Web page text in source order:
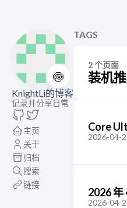
🍥
KnightLi的博客
记录并分享日常
主页
关于
归档
搜索
链接
TAGS
2 个页面
装机
Core
2026-04-
2026
2026-04-